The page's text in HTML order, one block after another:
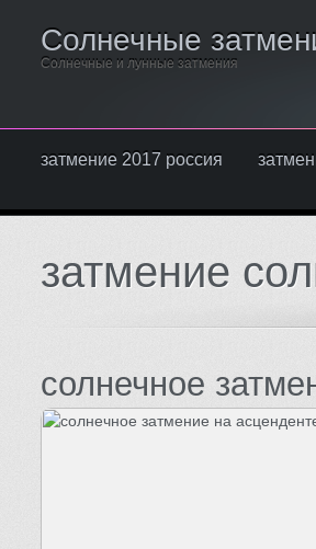
Солнечные
Солнечные и лунные затмения
затмение 2017 россия
затмение
солнечное